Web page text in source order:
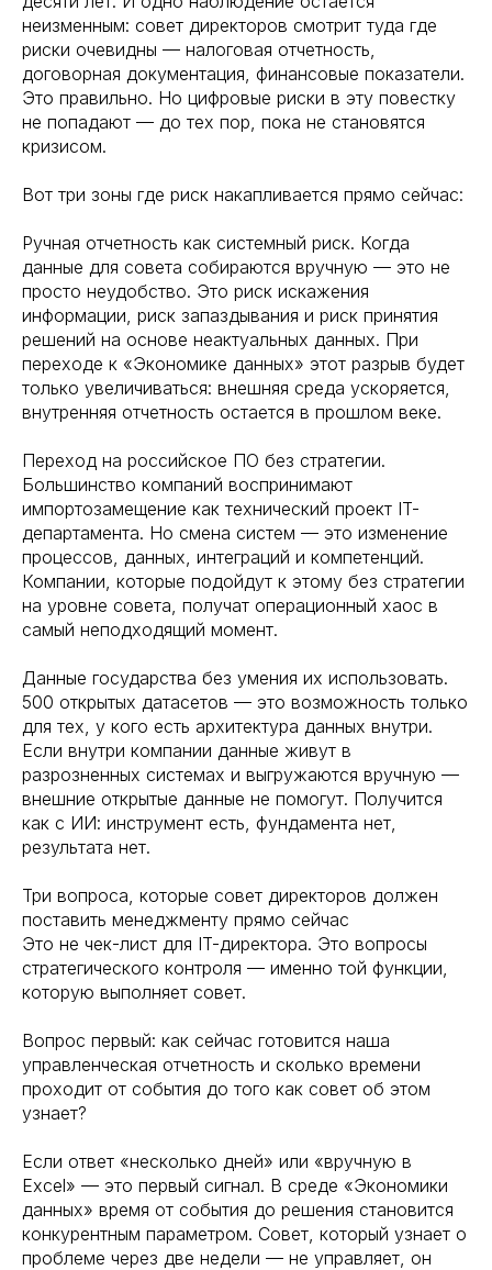
неизменным: совет директоров смотрит туда где
риски очевидны — налоговая отчетность,
договорная документация, финансовые показатели.
Это правильно. Но цифровые риски в эту повестку
не попадают — до тех пор, пока не становятся
кризисом.
Вот три зоны где риск накапливается прямо сейчас:
Ручная отчетность как системный риск. Когда
данные для совета собираются вручную — это не
просто неудобство. Это риск искажения
информации, риск запаздывания и риск принятия
решений на основе неактуальных данных. При
переходе к «Экономике данных» этот разрыв будет
только увеличиваться: внешняя среда ускоряется,
внутренняя отчетность остается в прошлом веке.
Переход на российское ПО без стратегии.
Большинство компаний воспринимают
импортозамещение как технический проект IT-
департамента. Но смена систем — это изменение
процессов, данных, интеграций и компетенций.
Компании, которые подойдут к этому без стратегии
на уровне совета, получат операционный хаос в
самый неподходящий момент.
Данные государства без умения их использовать.
500 открытых датасетов — это возможность только
для тех, у кого есть архитектура данных внутри.
Если внутри компании данные живут в
разрозненных системах и выгружаются вручную —
внешние открытые данные не помогут. Получится
как с ИИ: инструмент есть, фундамента нет,
результата нет.
Три вопроса, которые совет директоров должен
поставить менеджменту прямо сейчас
Это не чек-лист для IT-директора. Это вопросы
стратегического контроля — именно той функции,
которую выполняет совет.
Вопрос первый: как сейчас готовится наша
управленческая отчетность и сколько времени
проходит от события до того как совет об этом
узнает?
Если ответ «несколько дней» или «вручную в
Excel» — это первый сигнал. В среде «Экономики
данных» время от события до решения становится
конкурентным параметром. Совет, который узнает о
проблеме через две недели — не управляет, он